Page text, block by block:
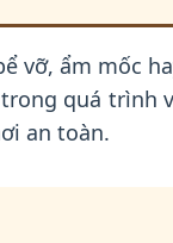
vỡ, ẩm mốc
quá trình
an toàn.